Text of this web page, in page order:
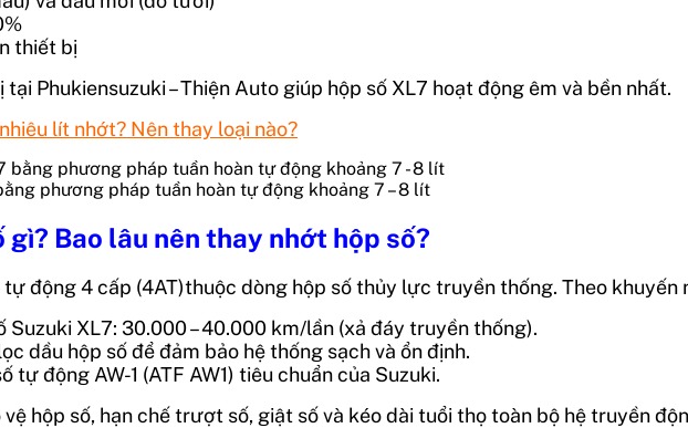
thiết bị
Phukiensuzuki – Thiện Auto giúp hộp số XL7 hoạt động êm và bền nhất.
lít nhớt? Nên thay loại nào?
phương pháp tuần hoàn tự động khoảng 7 – 8 lít
Bao lâu nên thay nhớt hộp số?
động 4 cấp (4AT)thuộc dòng hộp số thủy lực truyền thống. Theo khuyến
Suzuki XL7: 30.000 – 40.000 km/lần (xả đáy truyền thống).
dầu hộp số để đảm bảo hệ thống sạch và ổn định.
tự động AW-1 (ATF AW1) tiêu chuẩn của Suzuki.
hộp số, hạn chế trượt số, giật số và kéo dài tuổi thọ toàn bộ hệ truyền